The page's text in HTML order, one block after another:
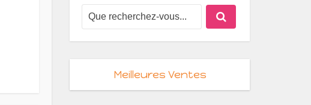
Meilleures Ventes